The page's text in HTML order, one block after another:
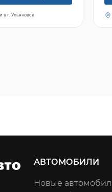
в г. Ульяновск
АВТОМОБИЛИ
Новые